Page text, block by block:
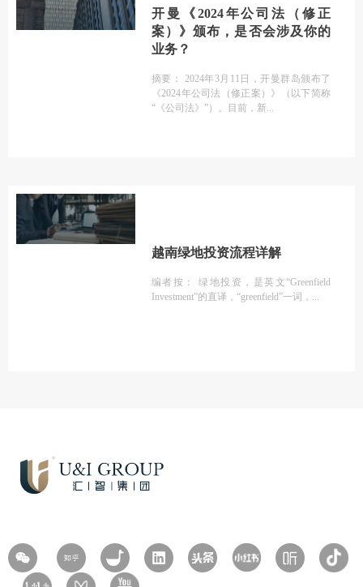
开曼《2024年公司法（修正
案）》颁布，是否会涉及你的
业务？
摘要： 2024年3月11日，开曼群岛颁布了
《2024年公司法（修正案）》（以下简称
“《公司法》”）。目前，新
越南绿地投资流程详解
编者按： 绿地投资，是英文“Greenfield
Investment”的直译，“greenfield”一词，